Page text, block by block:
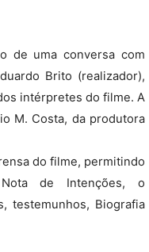
de uma conversa com
Brito (realizador),
intérpretes do filme. A
M. Costa, da produtora
do filme, permitindo
de Intenções, o
testemunhos, Biografia